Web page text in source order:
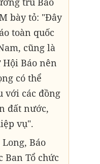
bày tỏ: "Đây
toàn quốc
cũng là
Báo nên
có thể
với các đồng
đất nước,
vụ".
Báo
Ban Tổ chức